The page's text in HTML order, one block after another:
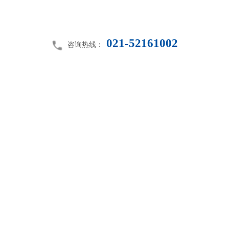
咨询热线： 021-52161002